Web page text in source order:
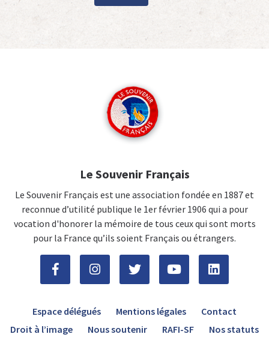
Le Souvenir Français
Le Souvenir Français est une association fondée en 1887 et
reconnue d’utilité publique le 1er février 1906 qui a pour
vocation d'honorer la mémoire de tous ceux qui sont morts
pour la France qu’ils soient Français ou étrangers.
Espace délégués Mentions légales
Contact
Droit à l’image
Nous soutenir RAFI-SF Nos statuts